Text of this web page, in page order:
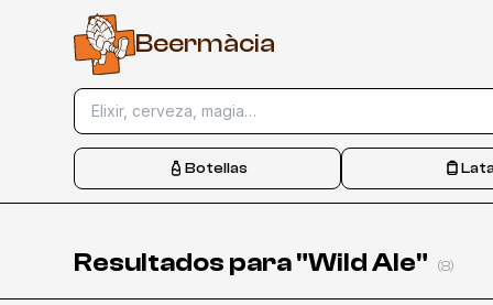
Beermàcia
Elixir, cerveza, magia…
Botellas
Resultados para "Wild Ale" (8)